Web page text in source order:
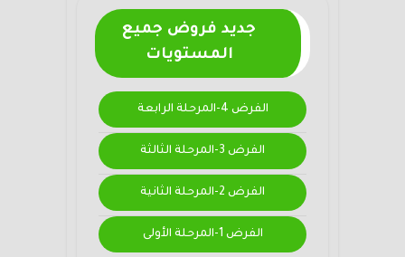
جديد فروض جميع
المستويات
الفرض 4-المرحلة الرابعة
الفرض 3-المرحلة الثالثة
الفرض 2-المرحلة الثانية
الفرض 1-المرحلة الأولى